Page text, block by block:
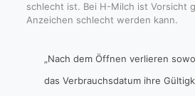
schlecht ist. Bei H-Milch ist Vorsicht
Anzeichen schlecht werden kann.
„Nach dem Öffnen verlieren
das Verbrauchsdatum ihre